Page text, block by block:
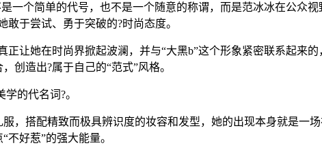
一个简单的代号，也不是一个随意的称谓，而是范冰冰在公众
于尝试、勇于突破的?时尚态度。
让她在时尚界掀起波澜，并与“大黑b”这个形象紧密联系起来
创造出?属于自己的“范式”风格。
的代名词?。
，搭配精致而极具辨识度的妆容和发型，她的出现本身就是一
好惹”的强大能量。